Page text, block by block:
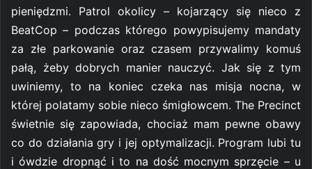
pieniędzmi. Patrol okolicy – kojarzący się nieco z
BeatCop – podczas którego powypisujemy mandaty
za złe parkowanie oraz czasem przywalimy komuś
pałą, żeby dobrych manier nauczyć. Jak się z tym
uwiniemy, to na koniec czeka nas misja nocna, w
której polatamy sobie nieco śmigłowcem. The Precinct
świetnie się zapowiada, chociaż mam pewne obawy
co do działania gry i jej optymalizacji. Program lubi tu
i ówdzie dropnąć i to na dość mocnym sprzęcie – u